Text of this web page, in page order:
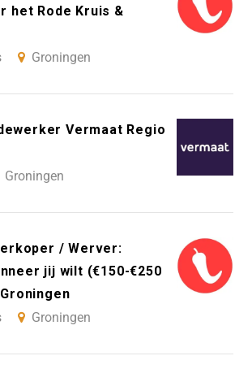
het Rode Kruis &
Groningen
Vermaat Regio
Groningen
/ Werver:
jij wilt (€150-€250
Groningen